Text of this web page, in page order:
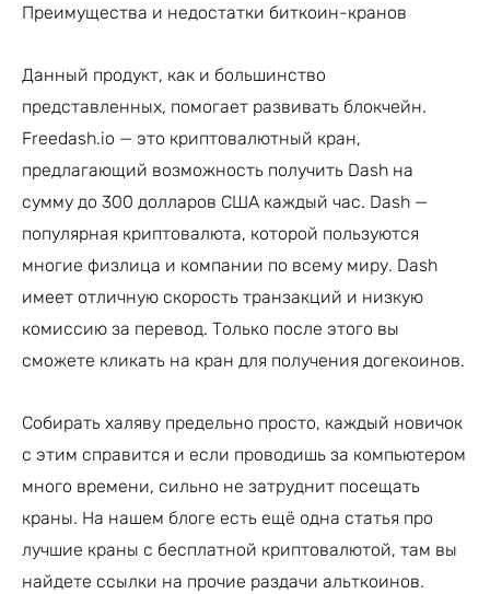
Преимущества и недостатки биткоин-кранов
Данный продукт, как и большинство
представленных, помогает развивать блокчейн.
Freedash.io — это криптовалютный кран,
предлагающий возможность получить Dash на
сумму до 300 долларов США каждый час. Dash —
популярная криптовалюта, которой пользуются
многие физлица и компании по всему миру. Dash
имеет отличную скорость транзакций и низкую
комиссию за перевод. Только после этого вы
сможете кликать на кран для получения догекоинов.
Собирать халяву предельно просто, каждый новичок
с этим справится и если проводишь за компьютером
много времени, сильно не затруднит посещать
краны. На нашем блоге есть ещё одна статья про
лучшие краны с бесплатной криптовалютой, там вы
найдете ссылки на прочие раздачи альткоинов.